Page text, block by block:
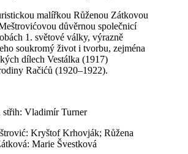
malířkou Růženou Zátkovou
důvěrnou společnicí
1. světové války, výrazně
soukromý život i tvorbu, zejména
dílech Vestálka (1917)
Račićů (1920–1922).
střih: Vladimír Turner
Kryštof Krhovják; Růžena
Marie Švestková